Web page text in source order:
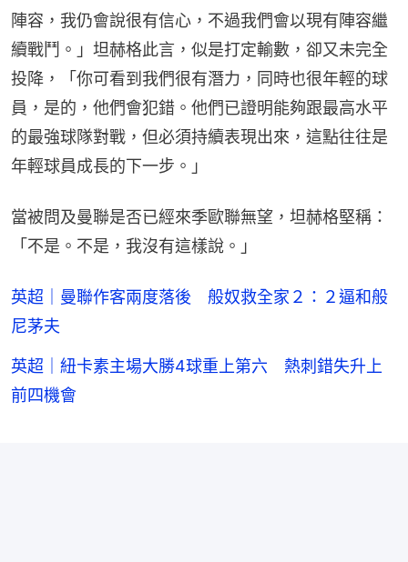
陣容，我仍會說很有信心，不過我們會以現有陣容繼
續戰鬥。」坦赫格此言，似是打定輸數，卻又未完全
投降，「你可看到我們很有潛力，同時也很年輕的球
員，是的，他們會犯錯。他們已證明能夠跟最高水平
的最強球隊對戰，但必須持續表現出來，這點往往是
年輕球員成長的下一步。」
當被問及曼聯是否已經來季歐聯無望，坦赫格堅稱：
「不是。不是，我沒有這樣說。」
英超｜曼聯作客兩度落後 般奴救全家２：２逼和般
尼茅夫
英超｜紐卡素主場大勝4球重上第六 熱刺錯失升上
前四機會